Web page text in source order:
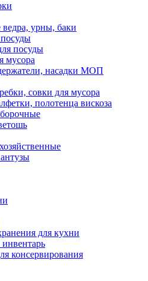
урны, баки
посуды
мусора
насадки МОП
совки для мусора
полотенца вискоза
для кухни
консервирования